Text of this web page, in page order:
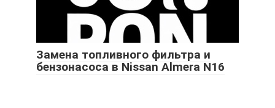
Замена топливного фильтра и
бензонасоса в Nissan Almera N16